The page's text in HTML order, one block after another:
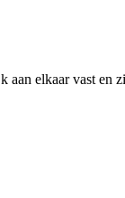
aan elkaar vast en